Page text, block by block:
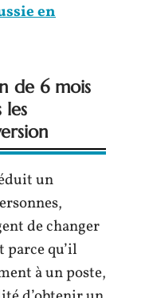
en
de 6 mois
les
un
de changer
qu’il
à un poste,